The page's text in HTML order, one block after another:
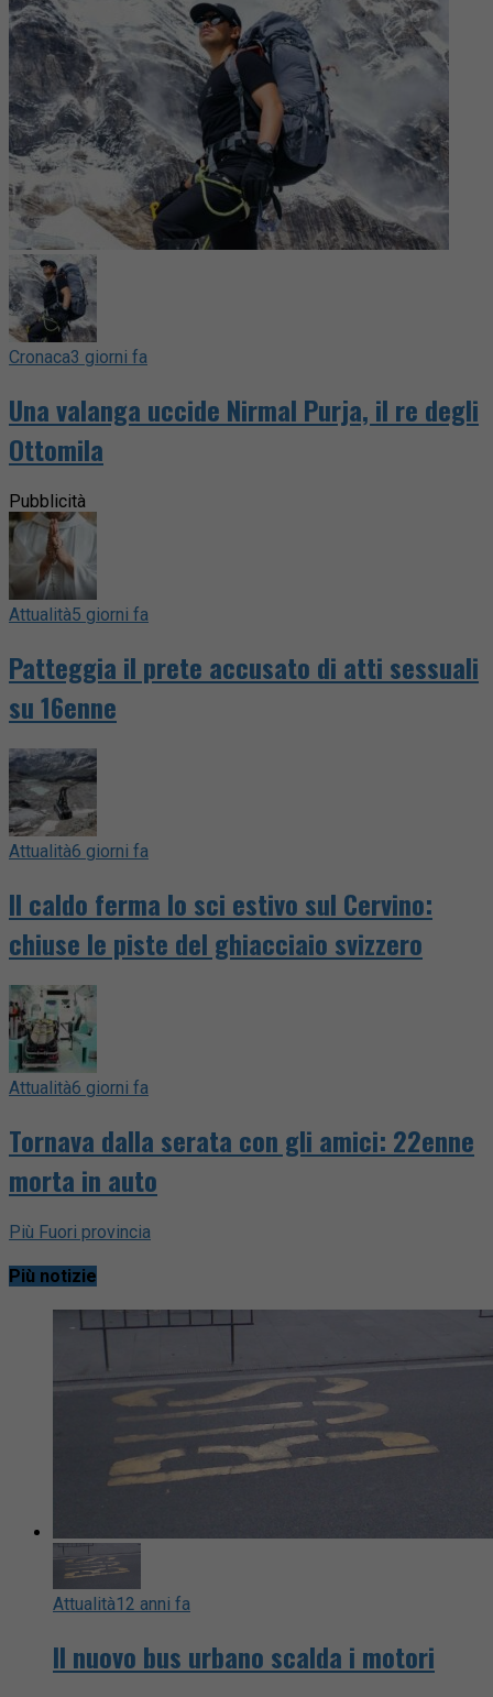
Cronaca3 giorni fa
Una valanga uccide Nirmal Purja, il re degli
Ottomila
Pubblicità
Attualità5 giorni fa
Patteggia il prete accusato di atti sessuali
su 16enne
Attualità6 giorni fa
Il caldo ferma lo sci estivo sul Cervino:
chiuse le piste del ghiacciaio svizzero
Attualità6 giorni fa
Tornava dalla serata con gli amici: 22enne
morta in auto
Più Fuori provincia
Più notizie
Attualità12 anni fa
Il nuovo bus urbano scalda i motori